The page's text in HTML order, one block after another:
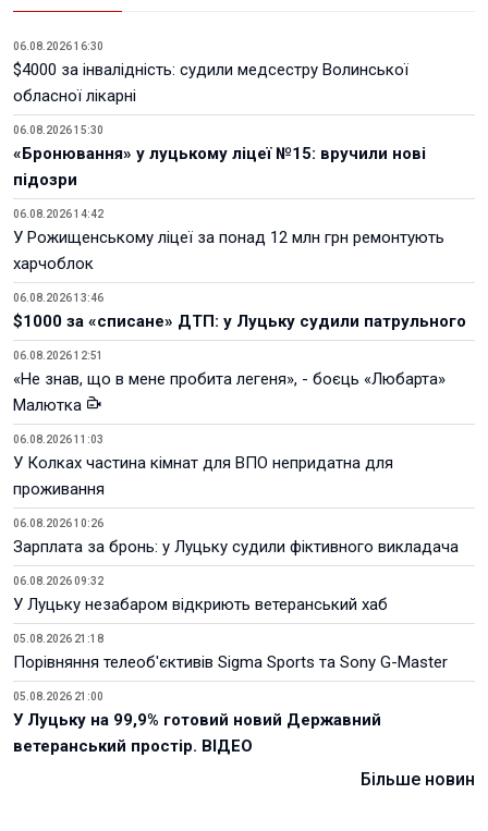
06.08.2026 16:30
$4000 за інвалідність: судили медсестру Волинської
обласної лікарні
06.08.2026 15:30
«Бронювання» у луцькому ліцеї №15: вручили нові
підозри
06.08.2026 14:42
У Рожищенському ліцеї за понад 12 млн грн ремонтують
харчоблок
06.08.2026 13:46
$1000 за «списане» ДТП: у Луцьку судили патрульного
06.08.2026 12:51
«Не знав, що в мене пробита легеня», - боєць «Любарта»
Малютка
06.08.2026 11:03
У Колках частина кімнат для ВПО непридатна для
проживання
06.08.2026 10:26
Зарплата за бронь: у Луцьку судили фіктивного викладача
06.08.2026 09:32
У Луцьку незабаром відкриють ветеранський хаб
05.08.2026 21:18
Порівняння телеоб'єктивів Sigma Sports та Sony G-Master
05.08.2026 21:00
У Луцьку на 99,9% готовий новий Державний
ветеранський простір. ВІДЕО
Більше новин